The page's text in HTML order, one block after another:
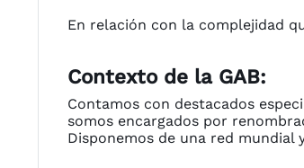
En relación con la complejidad
Contexto de la GAB:
Contamos con destacados
somos encargados por
Disponemos de una red mundial